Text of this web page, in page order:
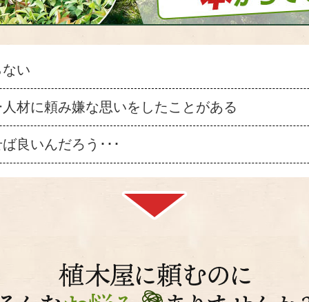
い
材に頼み嫌な思いをしたことがある
良いんだろう･･･